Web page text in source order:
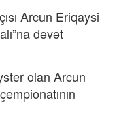
Arcun Eriqaysi
dəvət
olan Arcun